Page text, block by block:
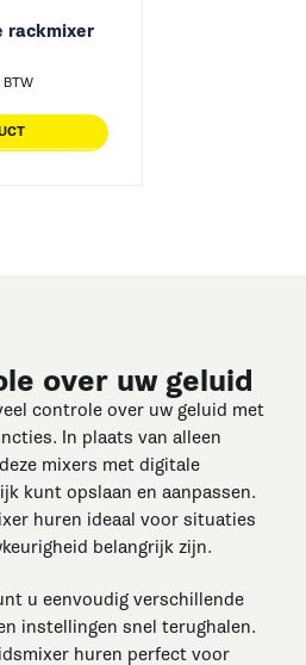
rackmixer
BTW
over uw geluid
controle over uw geluid met
In plaats van alleen
mixers met digitale
kunt opslaan en aanpassen.
huren ideaal voor situaties
belangrijk zijn.
u eenvoudig verschillende
instellingen snel terughalen.
huren perfect voor